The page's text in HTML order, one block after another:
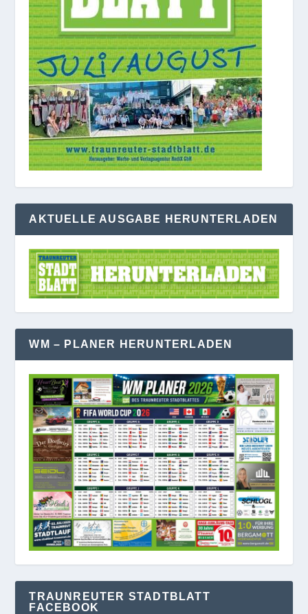
AKTUELLE AUSGABE HERUNTERLADEN
WM – PLANER HERUNTERLADEN
TRAUNREUTER STADTBLATT
FACEBOOK